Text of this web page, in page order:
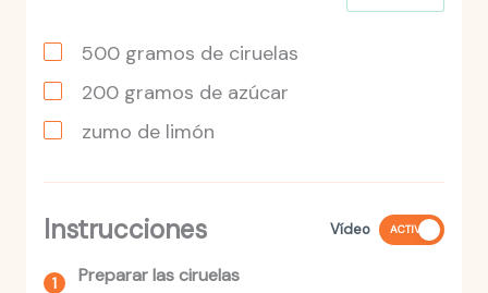
500 gramos de ciruelas
200 gramos de azúcar
zumo de limón
Instrucciones Vídeo ACTIVO
Preparar las ciruelas